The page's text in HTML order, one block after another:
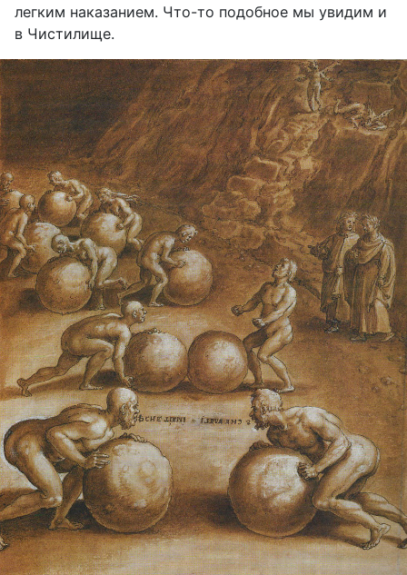
легким наказанием. Что-то подобное мы увидим и
в Чистилище.